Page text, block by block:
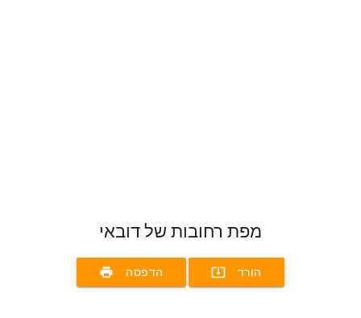
מפת רחובות של דובאי
print הדפסה system_update_alt הורד